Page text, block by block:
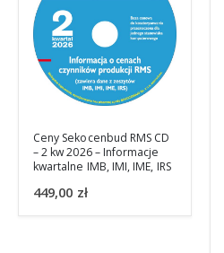
Ceny Sekocenbud RMS CD
– 2 kw 2026 – Informacje
kwartalne IMB, IMI, IME, IRS
449,00 zł